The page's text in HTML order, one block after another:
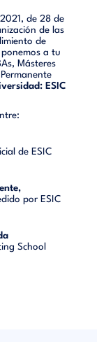
de 28 de
de las
de
a tu
Másteres
ESIC
de ESIC
por ESIC
School